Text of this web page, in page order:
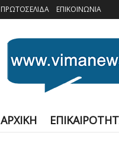
ΠΡΩΤΟΣΕΛΙΔΑ ΕΠΙΚΟΙΝΩΝΙΑ
ΑΡΧΙΚΗ